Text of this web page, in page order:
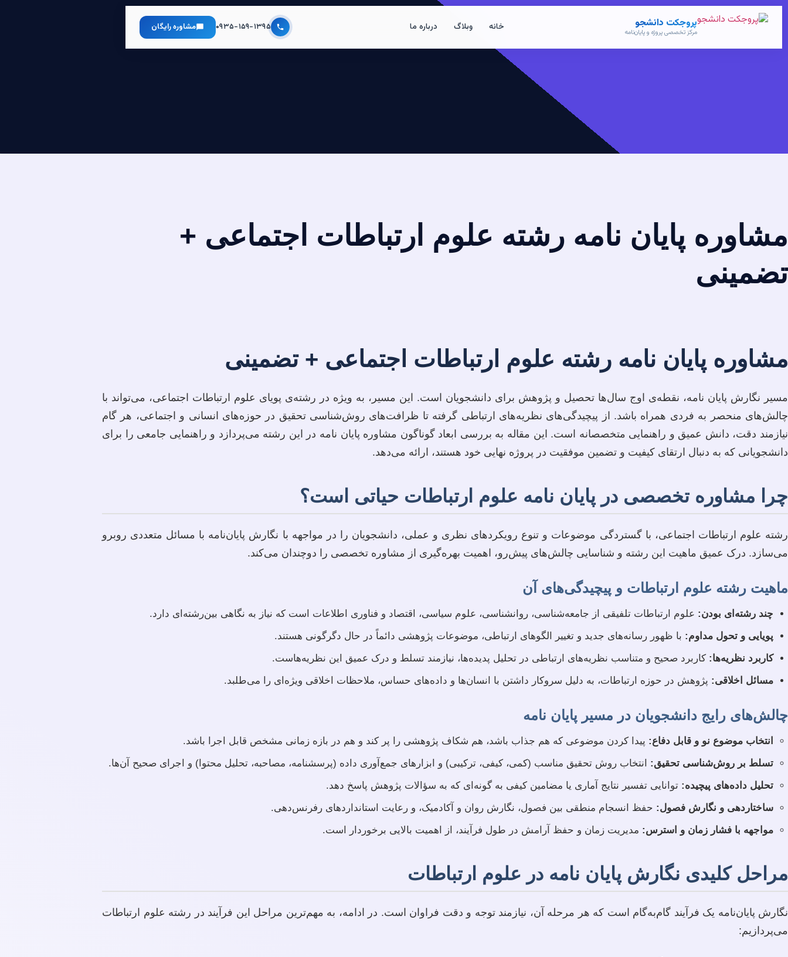
پروجکت دانشجو
مرکز تخصصی پروژه و پایان‌نامه خانه وبلاگ درباره ما ۰۹۳۵-۱۵۹-۱۳۹۵ مشاوره رایگان
مشاوره پایان نامه رشته علوم ارتباطات اجتماعی +
تضمینی
مشاوره پایان نامه رشته علوم ارتباطات اجتماعی + تضمینی
مسیر نگارش پایان نامه، نقطه‌ی اوج سال‌ها تحصیل و پژوهش برای دانشجویان است. این مسیر، به ویژه در رشته‌ی پویای علوم ارتباطات اجتماعی، می‌تواند با
چالش‌های منحصر به فردی همراه باشد. از پیچیدگی‌های نظریه‌های ارتباطی گرفته تا ظرافت‌های روش‌شناسی تحقیق در حوزه‌های انسانی و اجتماعی، هر گام
نیازمند دقت، دانش عمیق و راهنمایی متخصصانه است. این مقاله به بررسی ابعاد گوناگون مشاوره پایان نامه در این رشته می‌پردازد و راهنمایی جامعی را برای
دانشجویانی که به دنبال ارتقای کیفیت و تضمین موفقیت در پروژه نهایی خود هستند، ارائه می‌دهد.
چرا مشاوره تخصصی در پایان نامه علوم ارتباطات حیاتی است؟
رشته علوم ارتباطات اجتماعی، با گستردگی موضوعات و تنوع رویکردهای نظری و عملی، دانشجویان را در مواجهه با نگارش پایان‌نامه با مسائل متعددی روبرو
می‌سازد. درک عمیق ماهیت این رشته و شناسایی چالش‌های پیش‌رو، اهمیت بهره‌گیری از مشاوره تخصصی را دوچندان می‌کند.
ماهیت رشته علوم ارتباطات و پیچیدگی‌های آن
چند رشته‌ای بودن: علوم ارتباطات تلفیقی از جامعه‌شناسی، روانشناسی، علوم سیاسی، اقتصاد و فناوری اطلاعات است که نیاز به نگاهی بین‌رشته‌ای دارد.
پویایی و تحول مداوم: با ظهور رسانه‌های جدید و تغییر الگوهای ارتباطی، موضوعات پژوهشی دائماً در حال دگرگونی هستند.
کاربرد نظریه‌ها: کاربرد صحیح و متناسب نظریه‌های ارتباطی در تحلیل پدیده‌ها، نیازمند تسلط و درک عمیق این نظریه‌هاست.
مسائل اخلاقی: پژوهش در حوزه ارتباطات، به دلیل سروکار داشتن با انسان‌ها و داده‌های حساس، ملاحظات اخلاقی ویژه‌ای را می‌طلبد.
چالش‌های رایج دانشجویان در مسیر پایان نامه
انتخاب موضوع نو و قابل دفاع: پیدا کردن موضوعی که هم جذاب باشد، هم شکاف پژوهشی را پر کند و هم در بازه زمانی مشخص قابل اجرا باشد.
تسلط بر روش‌شناسی تحقیق: انتخاب روش تحقیق مناسب (کمی، کیفی، ترکیبی) و ابزارهای جمع‌آوری داده (پرسشنامه، مصاحبه، تحلیل محتوا) و اجرای صحیح آن‌ها.
تحلیل داده‌های پیچیده: توانایی تفسیر نتایج آماری یا مضامین کیفی به گونه‌ای که به سؤالات پژوهش پاسخ دهد.
ساختاردهی و نگارش فصول: حفظ انسجام منطقی بین فصول، نگارش روان و آکادمیک، و رعایت استانداردهای رفرنس‌دهی.
مواجهه با فشار زمان و استرس: مدیریت زمان و حفظ آرامش در طول فرآیند، از اهمیت بالایی برخوردار است.
مراحل کلیدی نگارش پایان نامه در علوم ارتباطات
نگارش پایان‌نامه یک فرآیند گام‌به‌گام است که هر مرحله آن، نیازمند توجه و دقت فراوان است. در ادامه، به مهم‌ترین مراحل این فرآیند در رشته علوم ارتباطات
می‌پردازیم: